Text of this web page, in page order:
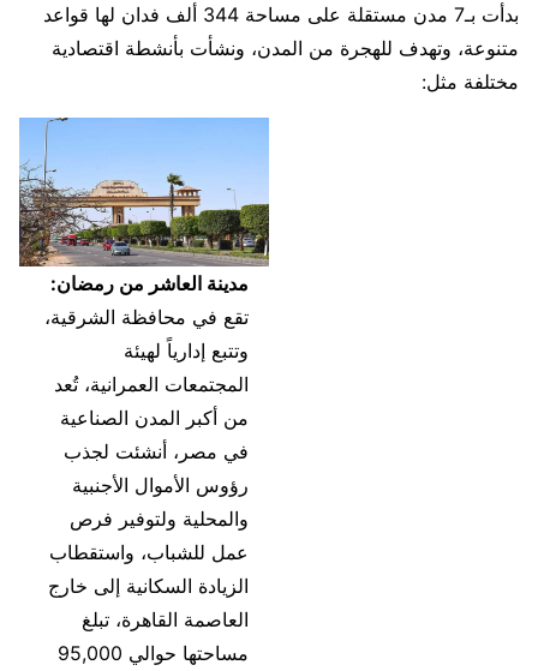
بدأت بـ7 مدن مستقلة على مساحة 344 ألف فدان لها قواعد
متنوعة، وتهدف للهجرة من المدن، ونشأت بأنشطة اقتصادية
مختلفة مثل:
مدينة العاشر من رمضان:
تقع في محافظة الشرقية،
وتتبع إدارياً لهيئة
المجتمعات العمرانية، تُعد
من أكبر المدن الصناعية
في مصر، أنشئت لجذب
رؤوس الأموال الأجنبية
والمحلية ولتوفير فرص
عمل للشباب، واستقطاب
الزيادة السكانية إلى خارج
العاصمة القاهرة، تبلغ
مساحتها حوالي 95,000